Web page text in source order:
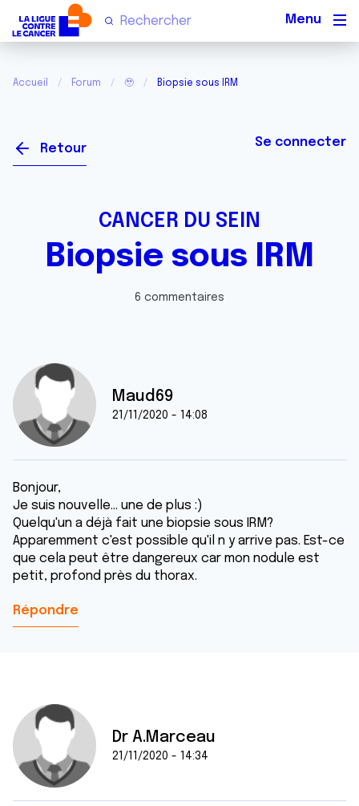
Accueil Forum 🥹 Biopsie sous IRM
Retour Se connecter
CANCER DU SEIN
Biopsie sous IRM
6 commentaires
Maud69
21/11/2020 - 14:08
Bonjour,
Je suis nouvelle... une de plus :)
Quelqu'un a déjà fait une biopsie sous IRM?
Apparemment c'est possible qu'il n y arrive pas. Est-ce
que cela peut être dangereux car mon nodule est
petit, profond près du thorax.
Répondre
Dr A.Marceau
21/11/2020 - 14:34